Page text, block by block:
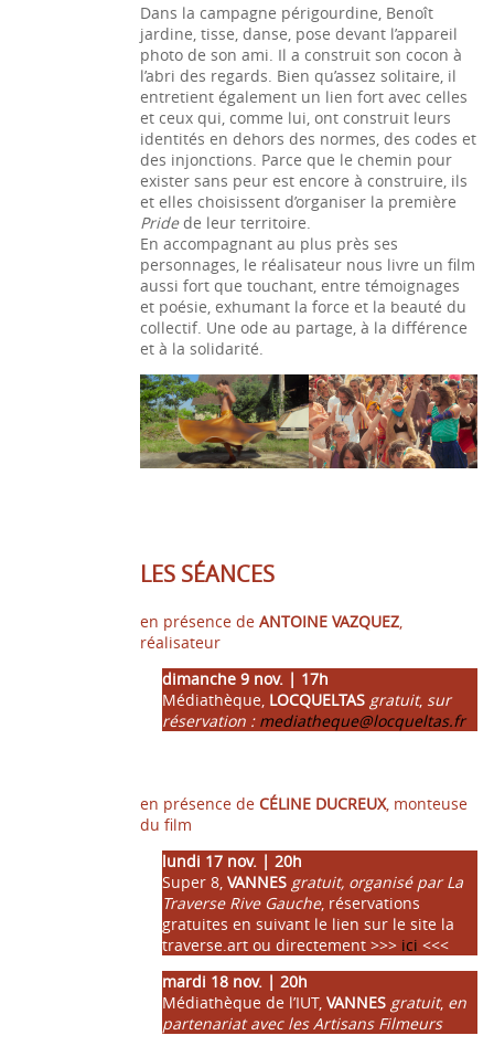
Dans la campagne périgourdine, Benoît
jardine, tisse, danse, pose devant l’appareil
photo de son ami. Il a construit son cocon à
l’abri des regards. Bien qu’assez solitaire, il
entretient également un lien fort avec celles
et ceux qui, comme lui, ont construit leurs
identités en dehors des normes, des codes et
des injonctions. Parce que le chemin pour
exister sans peur est encore à construire, ils
et elles choisissent d’organiser la première
Pridede leur territoire.
En accompagnant au plus près ses
personnages, le réalisateur nous livre un film
aussi fort que touchant, entre témoignages
et poésie, exhumant la force et la beauté du
collectif. Une ode au partage, à la différence
et à la solidarité.
LES SÉANCES
en présence de ANTOINE VAZQUEZ,
réalisateur
dimanche 9 nov. | 17h
Médiathèque, LOCQUELTAS gratuit, sur
réservation : mediatheque@locqueltas.fr
en présence de CÉLINE DUCREUX, monteuse
du film
lundi 17 nov. | 20h
Super 8, VANNES gratuit, organisé par La
Traverse Rive Gauche, réservations
gratuites en suivant le lien sur le site la
traverse.art ou directement >>> ici <<<
mardi 18 nov. | 20h
Médiathèque de l’IUT, VANNES gratuit, en
partenariat avec les Artisans Filmeurs